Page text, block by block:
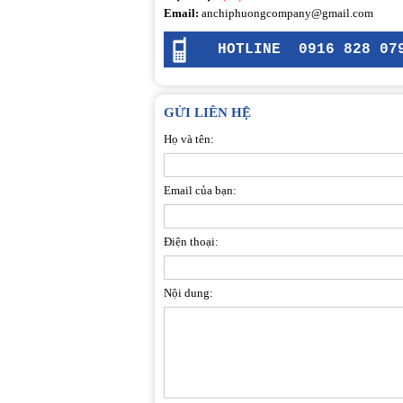
Email: anchiphuongcompany@gmail.com
HOTLINE 0916 828
GỬI LIÊN HỆ
Họ và tên:
Email của bạn:
Điện thoại:
Nội dung: